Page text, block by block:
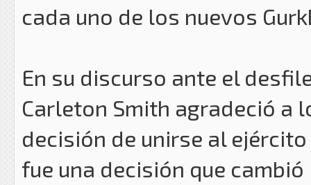
cada uno de los nuevos
En su discurso ante el
Carleton Smith agradeció a
decisión de unirse al
fue una decisión que